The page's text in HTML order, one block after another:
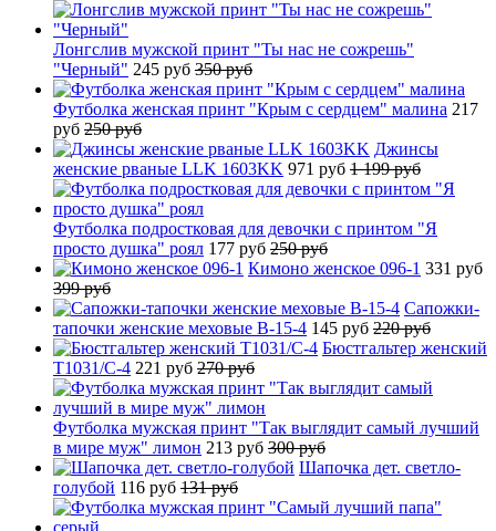
Лонгслив мужской принт "Ты нас не сожрешь"
"Черный" 245 руб 350 руб
Футболка женская принт "Крым с сердцем" малина 217
руб 250 руб
Джинсы
женские рваные LLK 1603KK 971 руб 1 199 руб
Футболка подростковая для девочки с принтом "Я
просто душка" роял 177 руб 250 руб
Кимоно женское 096-1 331 руб
399 руб
Сапожки-
тапочки женские меховые B-15-4 145 руб 220 руб
Бюстгальтер женский
T1031/C-4 221 руб 270 руб
Футболка мужская принт "Так выглядит самый лучший
в мире муж" лимон 213 руб 300 руб
Шапочка дет. светло-
голубой 116 руб 131 руб